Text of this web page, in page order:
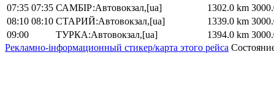
07:35 07:35 САМБІР:Автовокзал,[ua] 1302.0 km
08:10 08:10 СТАРИЙ:Автовокзал,[ua] 1339.0 km
09:00
ТУРКА:Автовокзал,[ua] 1394.0 km
Рекламно-інформационный стикер/карта этого рейса